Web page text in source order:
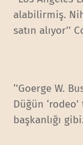
alabilirmiş.
satın alıyor’’
‘’Goerge W.
Düğün ‘rodeo’
başkanlığı